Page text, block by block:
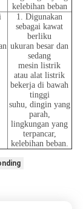
kelebihan beban
1. Digunakan
sebagai kawat
berliku
ukuran besar dan
sedang
mesin listrik
atau alat listrik
bekerja di bawah
tinggi
suhu, dingin yang
parah,
lingkungan yang
terpancar,
kelebihan beban.